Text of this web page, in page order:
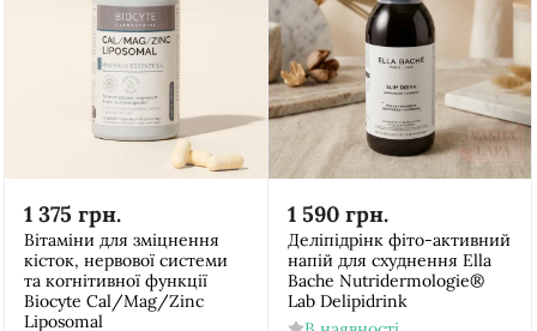
1 375 грн.
Вітаміни для зміцнення
кісток, нервової системи
та когнітивної функції
Biocyte Cal/Mag/Zinc
Liposomal
1 590 грн.
Деліпідрінк фіто-активний
напій для схуднення Ella
Bache Nutridermologie®
Lab Delipidrink